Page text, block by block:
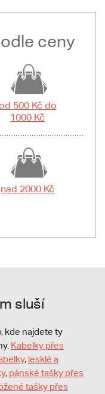
ceny
500 Kč do
1000 Kč
nad 2000 Kč
sluší
kde najdete ty
Kabelky přes
, lesklé a
, pánské tašky přes
tašky přes